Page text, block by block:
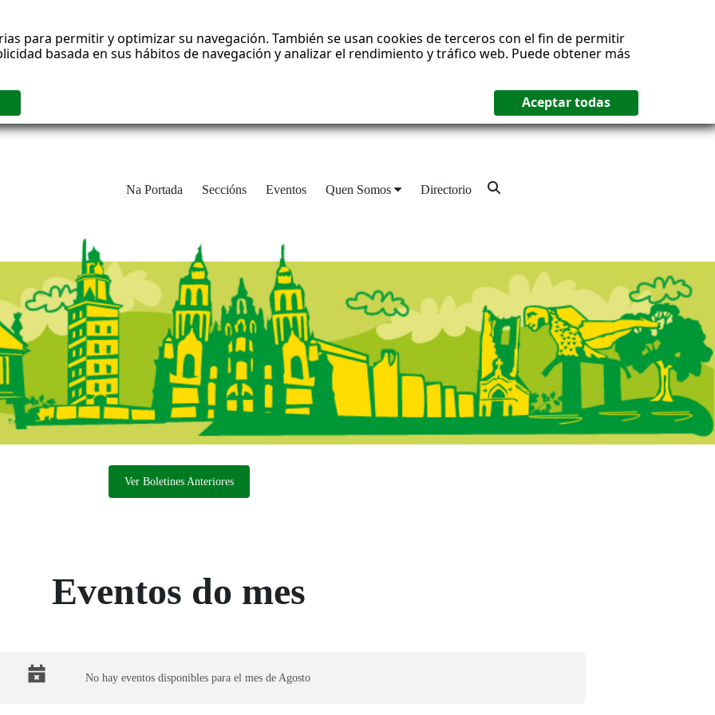
para permitir y optimizar su navegación. También se usan cookies de terceros con el fin de permitir
basada en sus hábitos de navegación y analizar el rendimiento y tráfico web. Puede obtener más
Na Portada Seccións Eventos Quen Somos Directorio
Ver Boletines Anteriores
Eventos do mes
No hay eventos disponibles para el mes de Agosto